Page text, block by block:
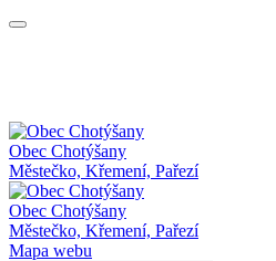
Obec Chotýšany
Městečko, Křemení, Pařezí
Obec Chotýšany
Městečko, Křemení, Pařezí
Mapa webu